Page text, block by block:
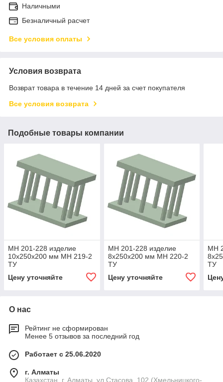
Наличными
Безналичный расчет
Все условия оплаты
Условия возврата
Возврат товара в течение 14 дней за счет покупателя
Все условия возврата
Подобные товары компании
МН 201-228 изделие
10x250x200 мм МН 219-2
ТУ
Цену уточняйте
МН 201-228 изделие
8x250x200 мм МН 220-2
ТУ
Цену уточняйте
МН
ТУ
О нас
Рейтинг не сформирован
Менее 5 отзывов за последний год
Работает с 25.06.2020
г. Алматы
Казахстан, г. Алматы, ул.Стасова, 102 (Хмельницкого-